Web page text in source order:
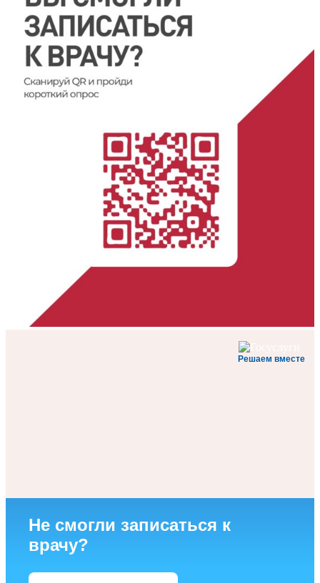
Решаем вместе
Не смогли записаться к
врачу?